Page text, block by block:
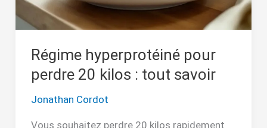
Régime hyperprotéiné pour
perdre 20 kilos : tout savoir
Jonathan Cordot
Vous souhaitez perdre 20 kilos rapidement
savoir